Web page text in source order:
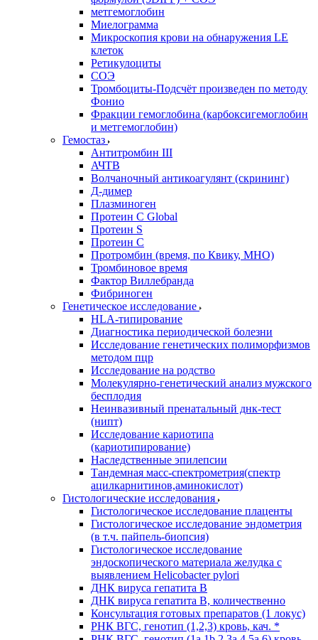
метгемоглобин
Миелограмма
Микроскопия крови на обнаружения LE
клеток
Ретикулоциты
СОЭ
Тромбоциты-Подсчёт произведен по методу
Фонио
Фракции гемоглобина (карбоксигемоглобин
и метгемоглобин)
Гемостаз
Антитромбин III
АЧТВ
Волчаночный антикоагулянт (скрининг)
Д-димер
Плазминоген
Протеин C Global
Протеин S
Протеин С
Протромбин (время, по Квику, МНО)
Тромбиновое время
Фактор Виллебранда
Фибриноген
Генетическое исследование
HLA-типирование
Диагностика периодической болезни
Исследование генетических полиморфизмов
методом пцр
Исследование на родство
Молекулярно-генетический анализ мужского
бесплодия
Неинвазивный пренатальный днк-тест
(нипт)
Исследование кариотипа
(кариотипирование)
Наследственные эпилепсии
Тандемная масс-спектрометрия(спектр
ацилкарнитинов,аминокислот)
Гистологические исследования
Гистологическое исследование плаценты
Гистологическое исследование эндометрия
(в т.ч. пайпель-биопсия)
Гистологическое исследование
эндоскопического материала желудка с
выявлением Helicobacter pylori
ДНК вируса гепатита B
ДНК вируса гепатита B, количественно
Консультация готовых препаратов (1 локус)
РНК ВГC, генотип (1,2,3) кровь, кач. *